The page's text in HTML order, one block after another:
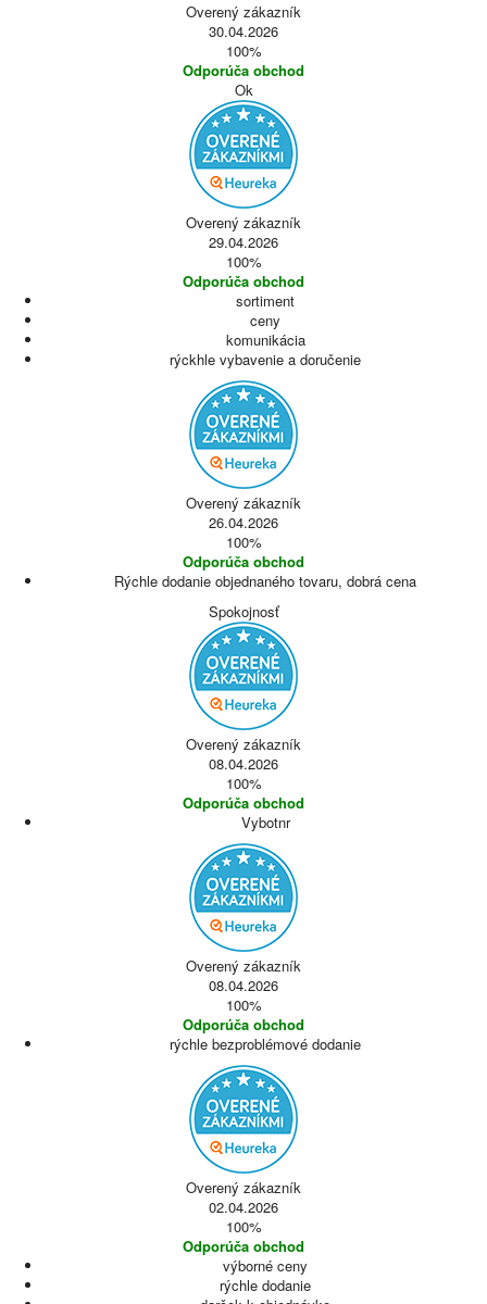
Overený zákazník
30.04.2026
100%
Odporúča obchod
Ok
Overený zákazník
29.04.2026
100%
Odporúča obchod
sortiment
ceny
komunikácia
rýckhle vybavenie a doručenie
Overený zákazník
26.04.2026
100%
Odporúča obchod
Rýchle dodanie objednaného tovaru, dobrá cena
Spokojnosť
Overený zákazník
08.04.2026
100%
Odporúča obchod
Vybotnr
Overený zákazník
08.04.2026
100%
Odporúča obchod
rýchle bezproblémové dodanie
Overený zákazník
02.04.2026
100%
Odporúča obchod
výborné ceny
rýchle dodanie